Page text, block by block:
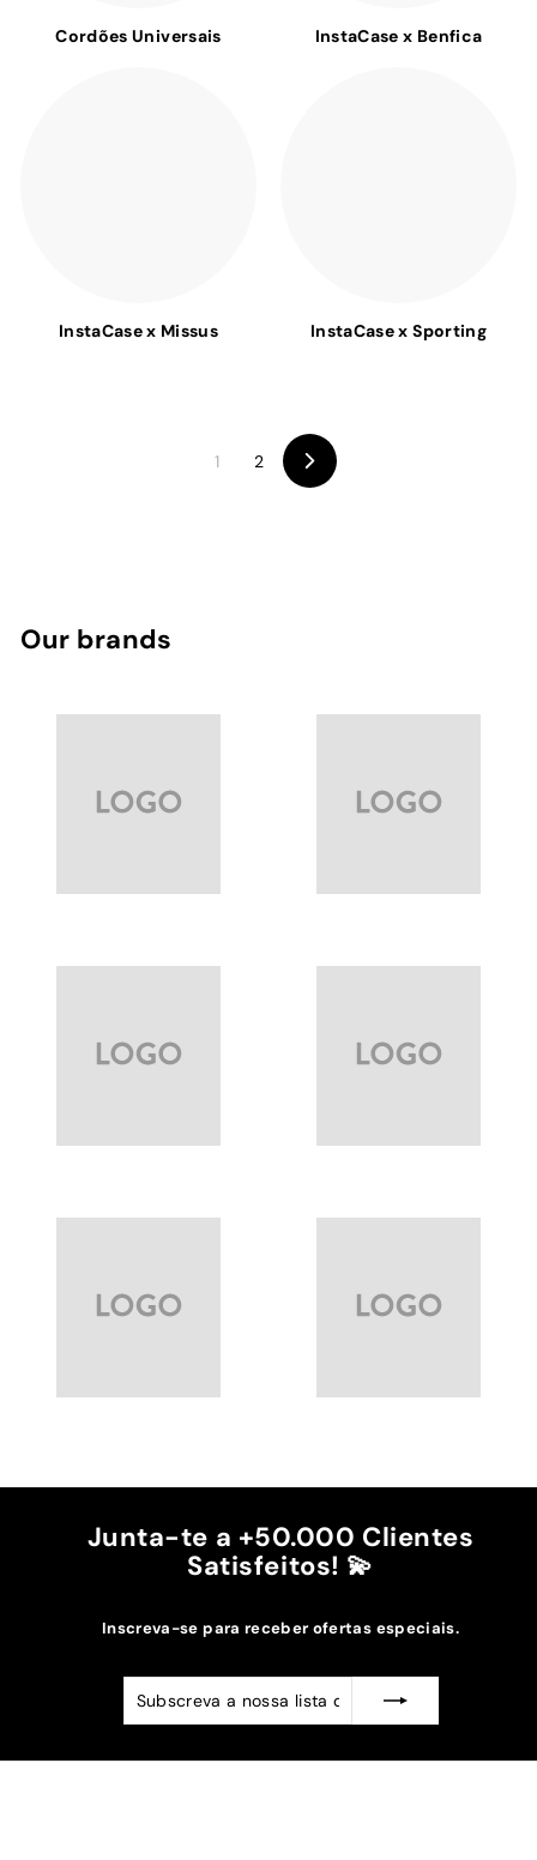
Cordões Universais InstaCase x Benfica
InstaCase x Missus InstaCase x Sporting
1 2
Seguinte
Our brands
Junta-te a +50.000 Clientes
Satisfeitos! 💫
Inscreva-se para receber ofertas especiais.
Subscreva
a
Subscrever